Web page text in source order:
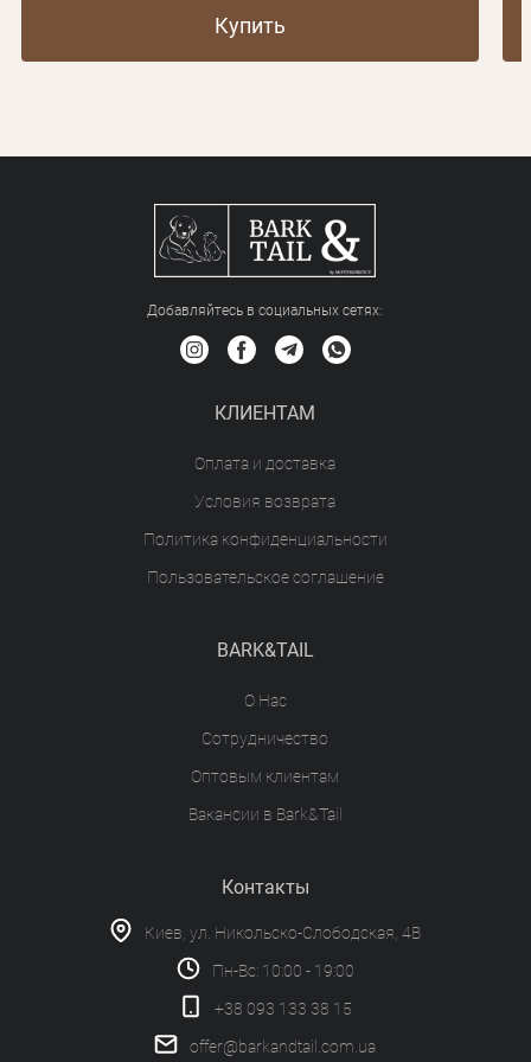
Купить
Добавляйтесь в социальных сетяx:
КЛИЕНТАМ
Оплата и доставка
Условия возврата
Политика конфиденциальности
Пользовательское соглашение
BARK&TAIL
О Нас
Сотрудничество
Оптовым клиентам
Вакансии в Bark&Tail
Контакты
Киев, ул. Никольско-Слободская, 4В
Пн-Вс: 10:00 - 19:00
+38 093 133 38 15
offer@barkandtail.com.ua